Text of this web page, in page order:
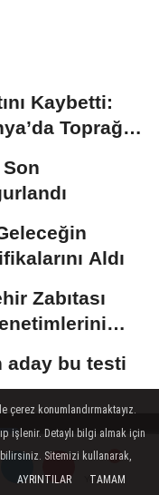
Yorumlar
Yorumlar
Kaybetti:
Toprağa
Aldı
Zabıtası
aday bu testi
Gizlilik İlkeleri
çerez konumlandırmaktayız.
işlenir. Detaylı bilgi almak için
Sitemizi kullanarak,
AYRINTILAR TAMAM